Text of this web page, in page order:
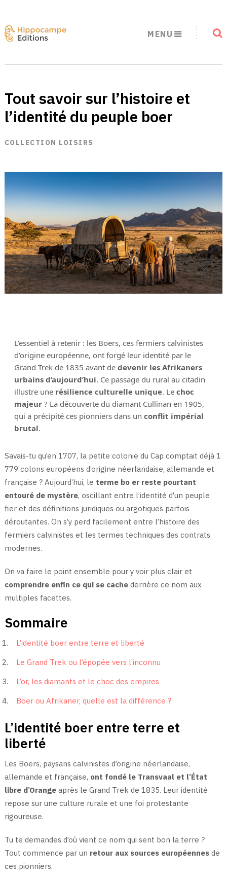
MENU
Tout savoir sur l’histoire et
l’identité du peuple boer
COLLECTION LOISIRS
L’essentiel à retenir : les Boers, ces fermiers calvinistes
d’origine européenne, ont forgé leur identité par le
Grand Trek de 1835 avant de devenir les Afrikaners
urbains d’aujourd’hui. Ce passage du rural au citadin
illustre une résilience culturelle unique. Le choc
majeur? La découverte du diamant Cullinan en 1905,
qui a précipité ces pionniers dans un conflit impérial
brutal.
Savais-tu qu’en 1707, la petite colonie du Cap comptait déjà 1
779 colons européens d’origine néerlandaise, allemande et
française ? Aujourd’hui, le terme bo er reste pourtant
entouré de mystère, oscillant entre l’identité d’un peuple
fier et des définitions juridiques ou argotiques parfois
déroutantes. On s’y perd facilement entre l’histoire des
fermiers calvinistes et les termes techniques des contrats
modernes.
On va faire le point ensemble pour y voir plus clair et
comprendre enfin ce qui se cachederrière ce nom aux
multiples facettes.
Sommaire
L’identité boer entre terre et liberté
Le Grand Trek ou l’épopée vers l’inconnu
L’or, les diamants et le choc des empires
Boer ou Afrikaner, quelle est la différence ?
L’identité boer entre terre et
liberté
Les Boers, paysans calvinistes d’origine néerlandaise,
allemande et française, ont fondé le Transvaal et l’État
libre d’Orangeaprès le Grand Trek de 1835. Leur identité
repose sur une culture rurale et une foi protestante
rigoureuse.
Tu te demandes d’où vient ce nom qui sent bon la terre ?
Tout commence par un retour aux sources européennesde
ces pionniers.